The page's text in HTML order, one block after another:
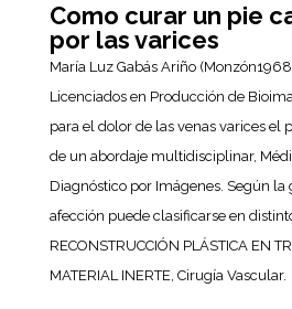
Como curar un pie
por las varices
María Luz Gabás Ariño
Licenciados en Producción de
para el dolor de las venas varices el
de un abordaje multidisciplinar,
Diagnóstico por Imágenes. Según la
afección puede clasificarse en
RECONSTRUCCIÓN PLÁSTICA EN
MATERIAL INERTE, Cirugía Vascular.